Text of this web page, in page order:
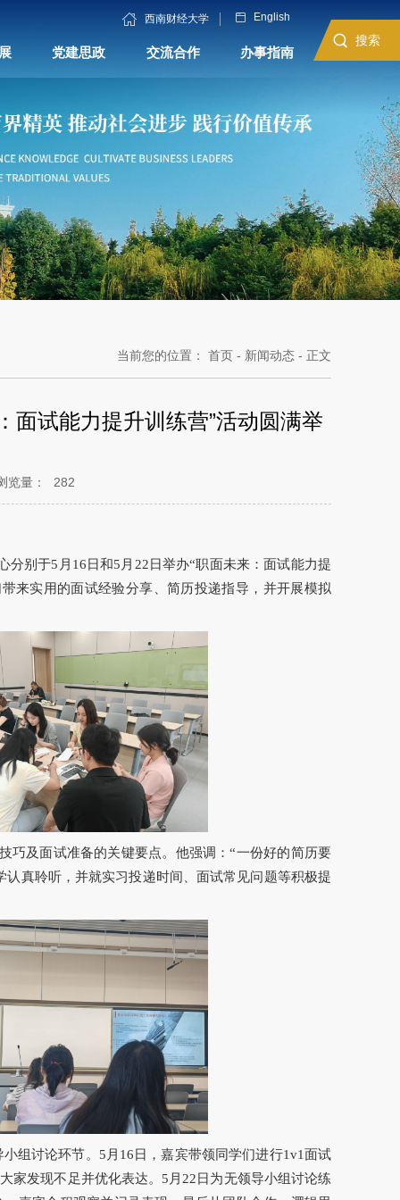
西南财经大学 English
党建思政 交流合作 办事指南
搜索
当前您的位置： 首页 - 新闻动态 - 正文
面试能力提升训练营”活动圆满举
览量： 282
别于5月16日和5月22日举办“职面未来：面试能力提
来实用的面试经验分享、简历投递指导，并开展模拟
巧及面试准备的关键要点。他强调：“一份好的简历要
真聆听，并就实习投递时间、面试常见问题等积极提
组讨论环节。 5月16日，嘉宾带领同学们进行1v1面试
家发现不足并优化表达。 5月22日为无领导小组讨论练